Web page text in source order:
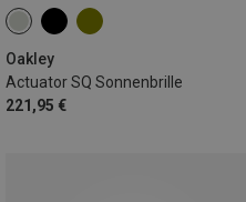
Oakley
Actuator SQ Sonnenbrille
221,95 €